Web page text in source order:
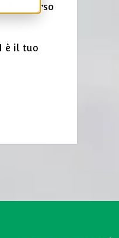
attraverso
è il tuo